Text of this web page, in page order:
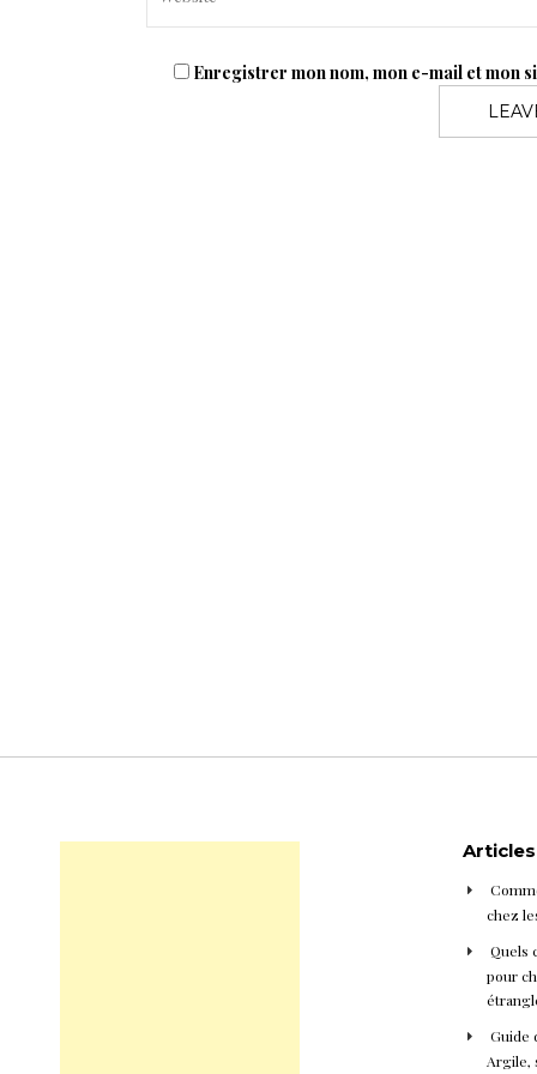
Enregistrer mon nom, mon e-mail et mon
chez
Quels
pour
Guide
Argile,